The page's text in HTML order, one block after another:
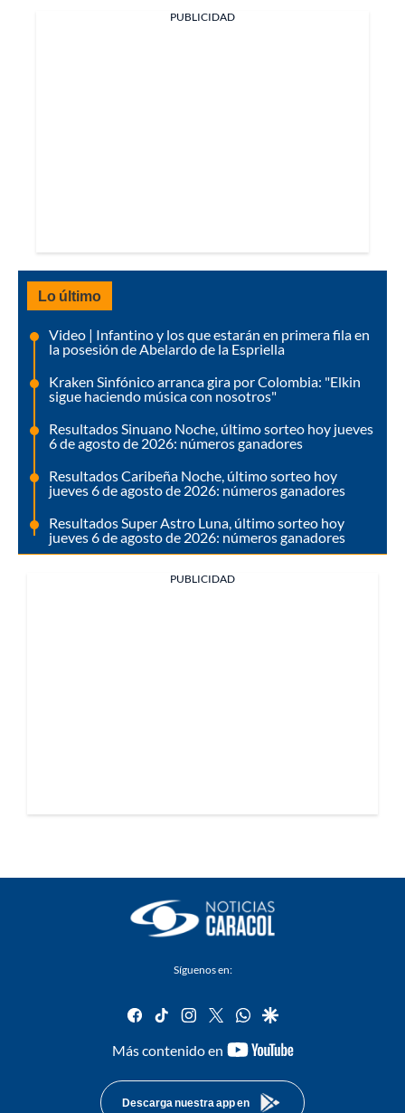
PUBLICIDAD
Lo último
Video | Infantino y los que estarán en primera fila en
la posesión de Abelardo de la Espriella
Kraken Sinfónico arranca gira por Colombia: "Elkin
sigue haciendo música con nosotros"
Resultados Sinuano Noche, último sorteo hoy jueves
6 de agosto de 2026: números ganadores
Resultados Caribeña Noche, último sorteo hoy
jueves 6 de agosto de 2026: números ganadores
Resultados Super Astro Luna, último sorteo hoy
jueves 6 de agosto de 2026: números ganadores
PUBLICIDAD
Síguenos en:
facebook
tiktok instagram
twitterwhatsapp
google
Más contenido en
youtube-
Descarga nuestra app en